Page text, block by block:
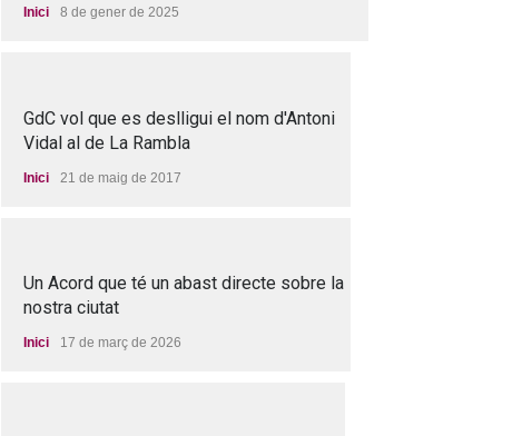
Inici 8 de gener de 2025
GdC vol que es deslligui el nom d'Antoni
Vidal al de La Rambla
Inici 21 de maig de 2017
Un Acord que té un abast directe sobre la
nostra ciutat
Inici 17 de març de 2026